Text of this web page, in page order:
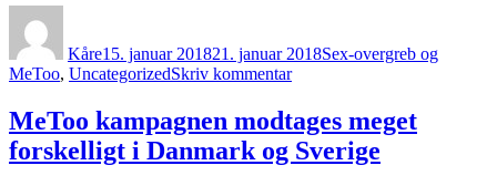
Kåre15. januar 201821. januar 2018Sex-overgreb og
MeToo, UncategorizedSkriv kommentartil
MeToo
går
amok:
MeToo kampagnen modtages meget
forskelligt i Danmark og Sverige